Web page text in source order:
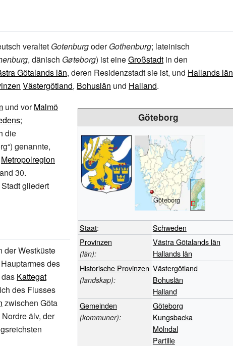
veraltet GotenburgoderGothenburg; lateinisch
, dänisch Gøteborg) ist eineGroßstadt in den
Götalands län, deren Residenzstadt sie ist, und Hallands län
Västergötland, Bohuslän und Halland.
Göteborg
Göteborg
Staat:
Schweden
Provinzen
(län):
Västra Götalands län
Hallands län
Historische Provinzen
(landskap):
Västergötland
Bohuslän
Halland
Gemeinden
(kommuner):
Göteborg
Kungsbacka
Mölndal
Partille
und vorMalmö
;
die
genannte,
Metropolregion
30.
gliedert
der Westküste
des
Kattegat
des Flusses
zwischen Göta
älv, der